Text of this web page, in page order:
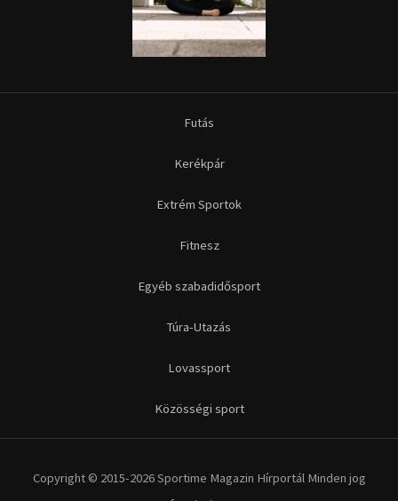
Futás
Kerékpár
Extrém Sportok
Fitnesz
Egyéb szabadidősport
Túra-Utazás
Lovassport
Közösségi sport
Copyright © 2015-2026 Sportime Magazin Hírportál Minden jog